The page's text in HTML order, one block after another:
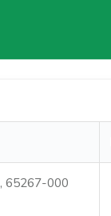
65267-000